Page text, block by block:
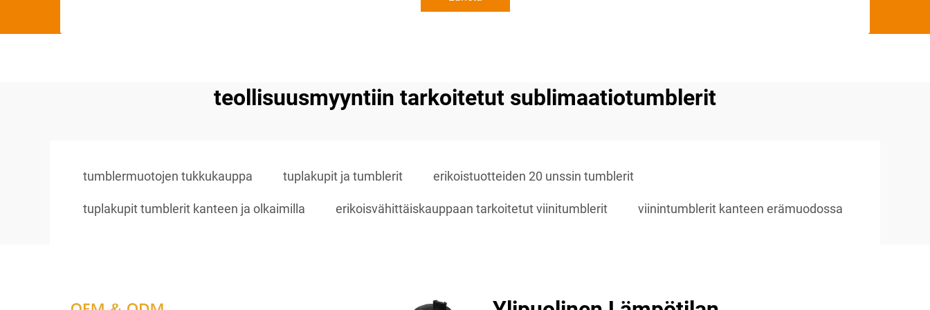
teollisuusmyyntiin tarkoitetut sublimaatiotumblerit
tumblermuotojen tukkukauppa tuplakupit ja tumblerit erikoistuotteiden 20 unssin tumblerit
tuplakupit tumblerit kanteen ja olkaimilla erikoisvähittäiskauppaan tarkoitetut viinitumblerit viinintumblerit kanteen erämuodossa